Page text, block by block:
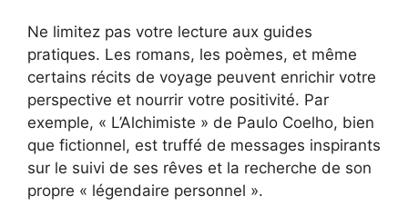
Ne limitez pas votre lecture aux guides
pratiques. Les romans, les poèmes, et même
certains récits de voyage peuvent enrichir votre
perspective et nourrir votre positivité. Par
exemple, « L’Alchimiste » de Paulo Coelho, bien
que fictionnel, est truffé de messages inspirants
sur le suivi de ses rêves et la recherche de son
propre « légendaire personnel ».